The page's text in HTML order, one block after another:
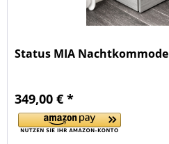
Status MIA Nachtkommode
349,00 € *